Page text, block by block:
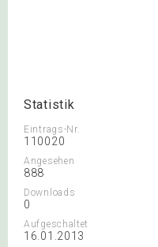
Statistik
Eintrags-Nr.
110020
Angesehen
888
Downloads
0
Aufgeschaltet
16.01.2013